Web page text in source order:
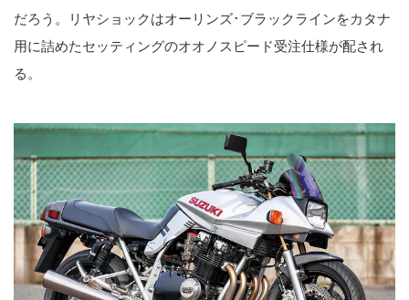
だろう。リヤショックはオーリンズ･ブラックラインをカタナ
用に詰めたセッティングのオオノスピード受注仕様が配され
る。